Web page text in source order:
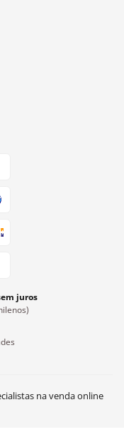
juros
na venda online